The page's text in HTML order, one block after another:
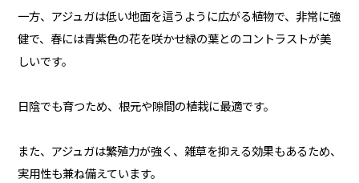
一方、アジュガは低い地面を這うように広がる植物で、非常に強
健で、春には青紫色の花を咲かせ緑の葉とのコントラストが美
しいです。
日陰でも育つため、根元や隙間の植栽に最適です。
また、アジュガは繁殖力が強く、雑草を抑える効果もあるため、
実用性も兼ね備えています。